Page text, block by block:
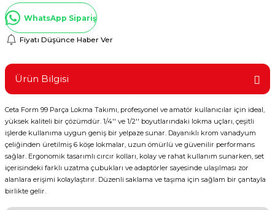
WhatsApp Sipariş
Fiyatı Düşünce Haber Ver
Ürün Bilgisi
Ceta Form 99 Parça Lokma Takımı, profesyonel ve amatör kullanıcılar için ideal,
yüksek kaliteli bir çözümdür. 1/4'' ve 1/2'' boyutlarındaki lokma uçları, çeşitli
işlerde kullanıma uygun geniş bir yelpaze sunar. Dayanıklı krom vanadyum
çeliğinden üretilmiş 6 köşe lokmalar, uzun ömürlü ve güvenilir performans
sağlar. Ergonomik tasarımlı cırcır kolları, kolay ve rahat kullanım sunarken, set
içerisindeki farklı uzatma çubukları ve adaptörler sayesinde ulaşılması zor
alanlara erişimi kolaylaştırır. Düzenli saklama ve taşıma için sağlam bir çantayla
birlikte gelir.